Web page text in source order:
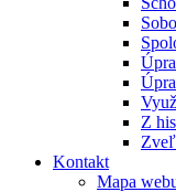
Z
Kontakt
Mapa